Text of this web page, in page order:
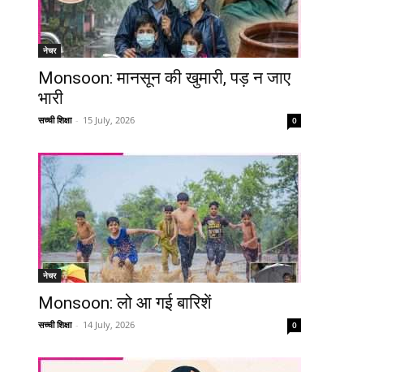
नेचर
Monsoon: मानसून की खुमारी, पड़ न जाए
भारी
सच्ची शिक्षा - 15 July, 2026 0
नेचर
Monsoon: लो आ गई बारिशें
सच्ची शिक्षा - 14 July, 2026 0